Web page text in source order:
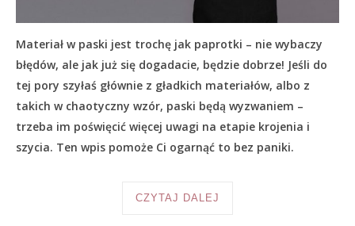
Materiał w paski jest trochę jak paprotki – nie wybaczy
błędów, ale jak już się dogadacie, będzie dobrze! Jeśli do
tej pory szyłaś głównie z gładkich materiałów, albo z
takich w chaotyczny wzór, paski będą wyzwaniem –
trzeba im poświęcić więcej uwagi na etapie krojenia i
szycia. Ten wpis pomoże Ci ogarnąć to bez paniki.
CZYTAJ DALEJ